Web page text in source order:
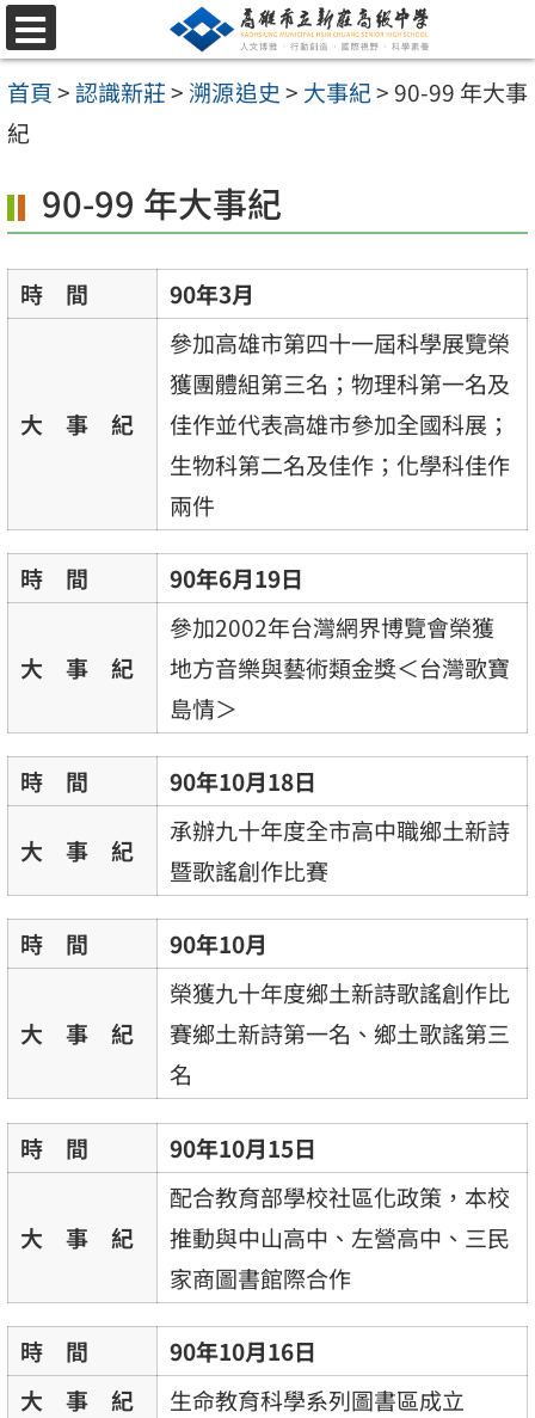
跳
至
主
要
容
區
選
單
首頁>認識新莊> 溯源追史 > 大事紀>90-99 年大事
紀
90-99 年大事紀
時 間 90年3月
大 事 紀
參加高雄市第四十一屆科學展覽榮
獲團體組第三名；物理科第一名及
佳作並代表高雄市參加全國科展；
生物科第二名及佳作；化學科佳作
兩件
時 間 90年6月19日
大 事 紀
參加2002年台灣網界博覽會榮獲
地方音樂與藝術類金獎＜台灣歌寶
島情＞
時 間 90年10月18日
大 事 紀
承辦九十年度全市高中職鄉土新詩
暨歌謠創作比賽
時 間 90年10月
大 事 紀
榮獲九十年度鄉土新詩歌謠創作比
賽鄉土新詩第一名、鄉土歌謠第三
名
時 間 90年10月15日
大 事 紀
配合教育部學校社區化政策，本校
推動與中山高中、左營高中、三民
家商圖書館際合作
時 間
90年10月16日
大 事 紀
生命教育科學系列圖書區成立